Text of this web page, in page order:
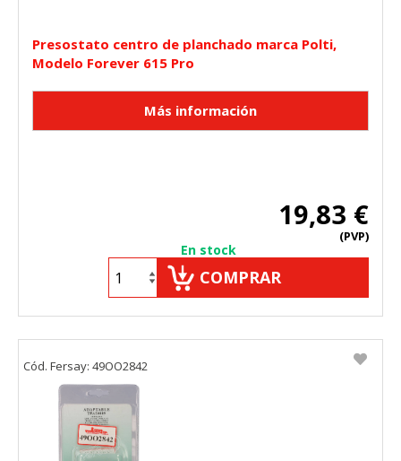
Presostato centro de planchado marca Polti,
Modelo Forever 615 Pro
19,83 €
(PVP)
En stock
COMPRAR
Cód. Fersay: 49OO2842